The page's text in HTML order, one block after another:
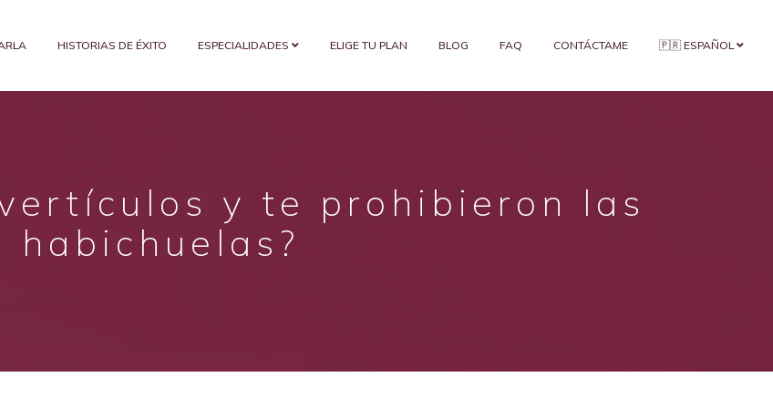
HISTORIAS DE ÉXITO ESPECIALIDADES ELIGE TU PLAN BLOG FAQ CONTÁCTAME 🇵🇷 ESPAÑOL
y te prohibieron las
habichuelas?